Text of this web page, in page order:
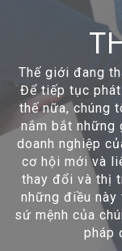
Thế giới đang
Để tiếp tục
thế nữa, chúng
nắm bắt những
doanh nghiệp
cơ hội mới và
thay đổi và thị
những điều này
sứ mệnh của
pháp